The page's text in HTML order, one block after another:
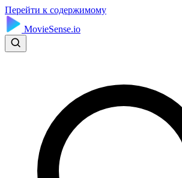
Перейти к содержимому
MovieSense.io